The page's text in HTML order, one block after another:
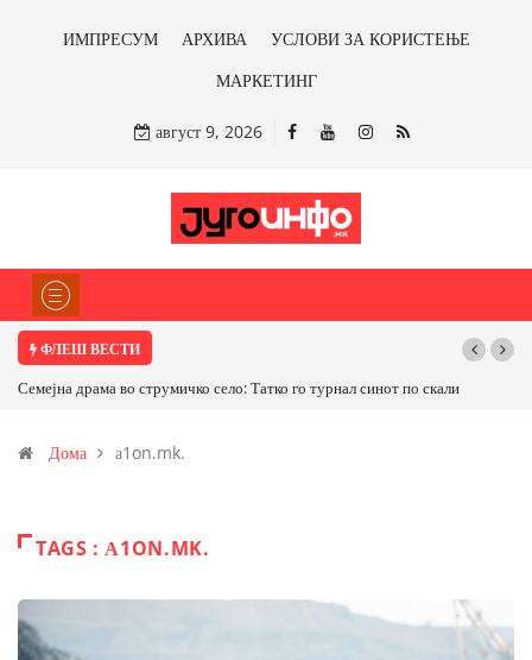
ИМПРЕСУМ АРХИВА
УСЛОВИ ЗА КОРИСТЕЊЕ
МАРКЕТИНГ
август 9, 2026
ФЛЕШ ВЕСТИ
Семејна драма во струмичко село: Татко го турнал синот по скали
Дома а1on.mk.
TAGS : А1ON.MK.